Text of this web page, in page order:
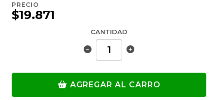
PRECIO
$19.871
CANTIDAD
AGREGAR AL CARRO